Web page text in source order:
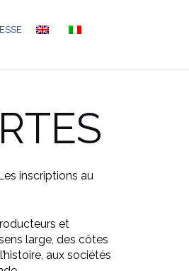
inscriptions au
et
large, des côtes
aux sociétés